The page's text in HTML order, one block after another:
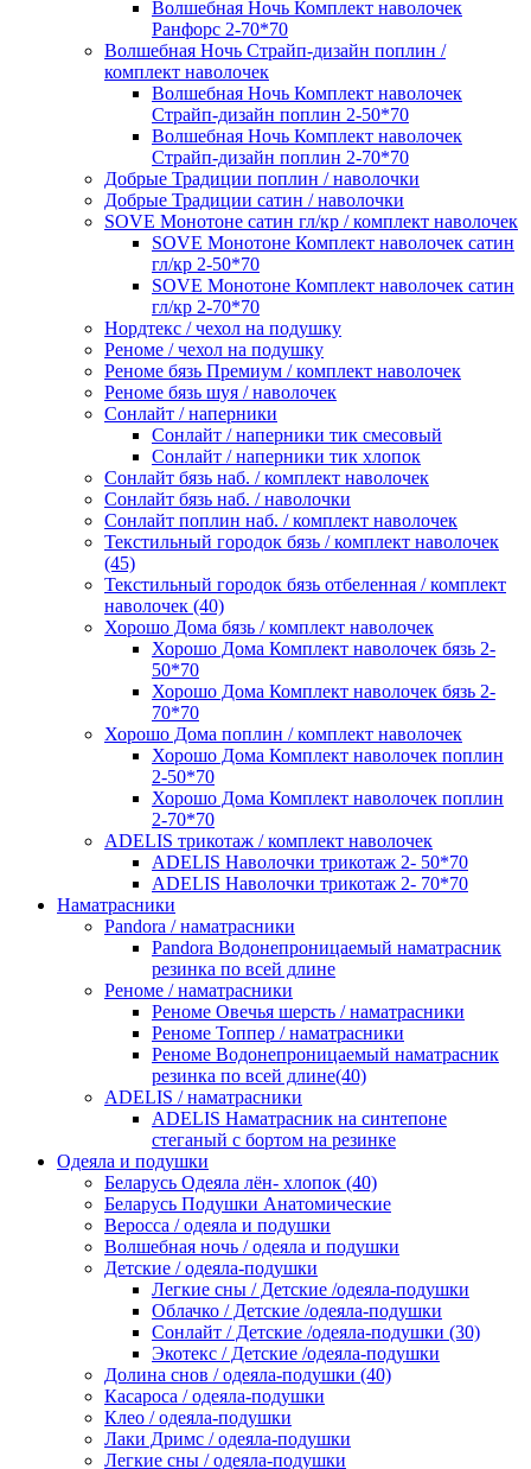
Волшебная Ночь Комплект наволочек
Ранфорс 2-70*70
Волшебная Ночь Страйп-дизайн поплин /
комплект наволочек
Волшебная Ночь Комплект наволочек
Страйп-дизайн поплин 2-50*70
Волшебная Ночь Комплект наволочек
Страйп-дизайн поплин 2-70*70
Добрые Традиции поплин / наволочки
Добрые Традиции сатин / наволочки
SOVE Монотоне сатин гл/кр / комплект наволочек
SOVE Монотоне Комплект наволочек сатин
гл/кр 2-50*70
SOVE Монотоне Комплект наволочек сатин
гл/кр 2-70*70
Нордтекс / чехол на подушку
Реноме / чехол на подушку
Реноме бязь Премиум / комплект наволочек
Реноме бязь шуя / наволочек
Сонлайт / наперники
Сонлайт / наперники тик смесовый
Сонлайт / наперники тик хлопок
Сонлайт бязь наб. / комплект наволочек
Сонлайт бязь наб. / наволочки
Сонлайт поплин наб. / комплект наволочек
Текстильный городок бязь / комплект наволочек
(45)
Текстильный городок бязь отбеленная / комплект
наволочек (40)
Хорошо Дома бязь / комплект наволочек
Хорошо Дома Комплект наволочек бязь 2-
50*70
Хорошо Дома Комплект наволочек бязь 2-
70*70
Хорошо Дома поплин / комплект наволочек
Хорошо Дома Комплект наволочек поплин
2-50*70
Хорошо Дома Комплект наволочек поплин
2-70*70
ADELIS трикотаж / комплект наволочек
ADELIS Наволочки трикотаж 2- 50*70
ADELIS Наволочки трикотаж 2- 70*70
Наматрасники
Pandora / наматрасники
Pandora Водонепроницаемый наматрасник
резинка по всей длине
Реноме / наматрасники
Реноме Овечья шерсть / наматрасники
Реноме Топпер / наматрасники
Реноме Водонепроницаемый наматрасник
резинка по всей длине(40)
ADELIS / наматрасники
ADELIS Наматрасник на синтепоне
стеганый с бортом на резинке
Одеяла и подушки
Беларусь Одеяла лён- хлопок (40)
Беларусь Подушки Анатомические
Веросса / одеяла и подушки
Волшебная ночь / одеяла и подушки
Детские / одеяла-подушки
Легкие сны / Детские /одеяла-подушки
Облачко / Детские /одеяла-подушки
Сонлайт / Детские /одеяла-подушки (30)
Экотекс / Детские /одеяла-подушки
Долина снов / одеяла-подушки (40)
Касароса / одеяла-подушки
Клео / одеяла-подушки
Лаки Дримс / одеяла-подушки
Легкие сны / одеяла-подушки